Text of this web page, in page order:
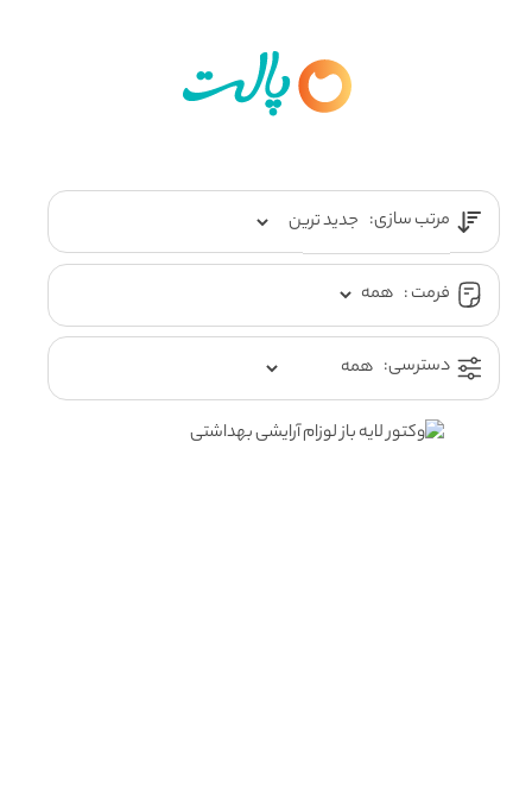
مرتب سازی:
فرمت :
دسترسی: